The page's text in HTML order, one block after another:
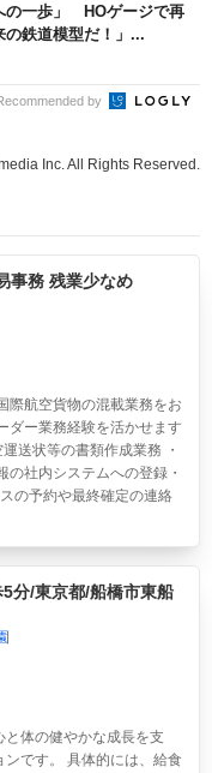
の一歩」 HOゲージで再
の鉄道模型だ！」...
by
Inc. All Rights Reserved.
事務 残業少なめ
際航空貨物の混載業務をお
ダー業務経験を活かせます
送状等の書類作成業務 ・
社内システムへの登録・
の予約や最終確定の連絡
分/東京都/船橋市東船
と体の健やかな成長を支
です。 具体的には、給食